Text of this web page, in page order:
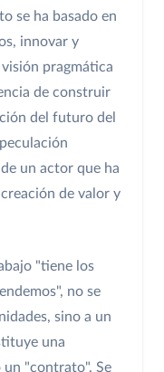
se ha basado en
innovar y
visión pragmática
de construir
del futuro del
un actor que ha
de valor y
"tiene los
no se
sino a un
una
un "contrato". Se